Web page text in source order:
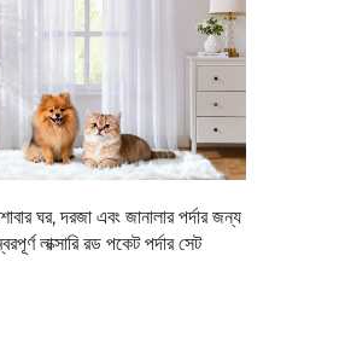
ঘর, দরজা এবং জানালার পর্দার জন্য
লাক্সারি রড পকেট পর্দার সেট